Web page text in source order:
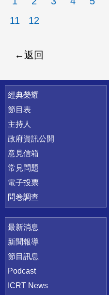
11
12
返回
快速連結
經典榮耀
節目表
主持人
政府資訊公開
意見信箱
常見問題
電子投票
問卷調查
最新消息
新聞報導
節目訊息
Podcast
ICRT News